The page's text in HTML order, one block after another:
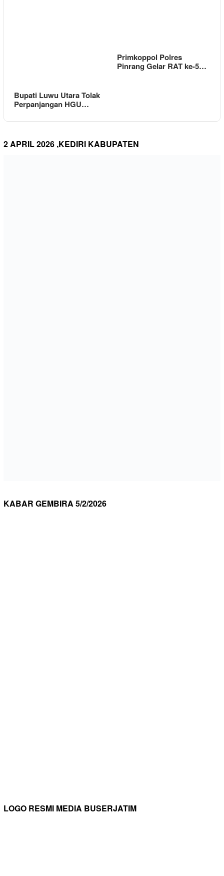
Bupati Luwu Utara Tolak
Perpanjangan HGU…
Primkoppol Polres
Pinrang Gelar RAT ke-5…
2 APRIL 2026 ,KEDIRI KABUPATEN
KABAR GEMBIRA 5/2/2026
LOGO RESMI MEDIA BUSERJATIM